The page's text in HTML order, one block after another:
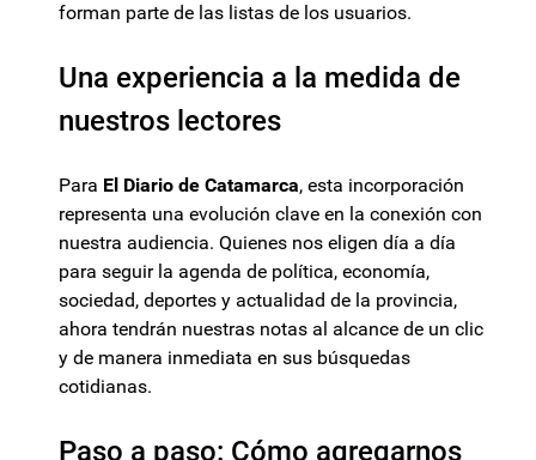
forman parte de las listas de los usuarios.
Una experiencia a la medida de
nuestros lectores
Para El Diario de Catamarca, esta incorporación
representa una evolución clave en la conexión con
nuestra audiencia. Quienes nos eligen día a día
para seguir la agenda de política, economía,
sociedad, deportes y actualidad de la provincia,
ahora tendrán nuestras notas al alcance de un clic
y de manera inmediata en sus búsquedas
cotidianas.
Paso a paso: Cómo agregarnos